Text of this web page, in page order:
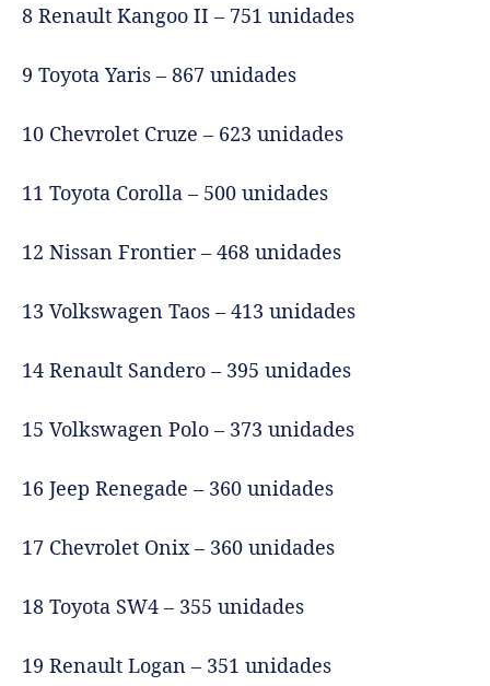
8 Renault Kangoo II – 751 unidades
9 Toyota Yaris – 867 unidades
10 Chevrolet Cruze – 623 unidades
11 Toyota Corolla – 500 unidades
12 Nissan Frontier – 468 unidades
13 Volkswagen Taos – 413 unidades
14 Renault Sandero – 395 unidades
15 Volkswagen Polo – 373 unidades
16 Jeep Renegade – 360 unidades
17 Chevrolet Onix – 360 unidades
18 Toyota SW4 – 355 unidades
19 Renault Logan – 351 unidades